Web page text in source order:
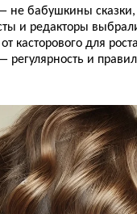
не бабушкины сказки,
и редакторы
касторового для
регулярность и